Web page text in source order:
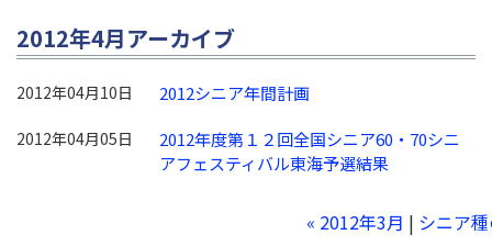
2012年4月アーカイブ
2012年04月10日 2012シニア年間計画
2012年04月05日
2012年度第１２回全国シニア60・70シニ
アフェスティバル東海予選結果
« 2012年3月 | シニア